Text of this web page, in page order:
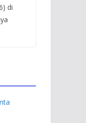
di